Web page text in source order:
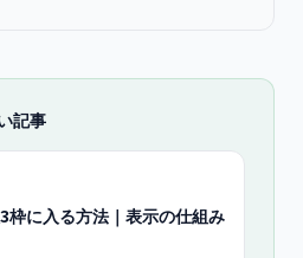
記事
枠に入る方法｜表示の仕組み